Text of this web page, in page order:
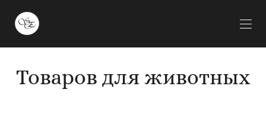
Товаров для животных